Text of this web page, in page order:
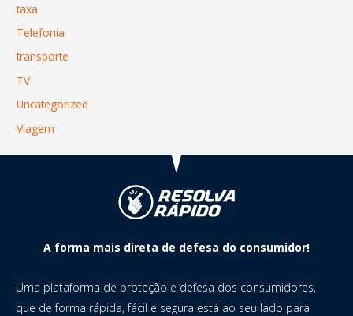
taxa
Telefonia
transporte
TV
Uncategorized
Viagem
A forma mais direta de defesa do consumidor!
Uma plataforma de proteção e defesa dos consumidores,
que de forma rápida, fácil e segura está ao seu lado para